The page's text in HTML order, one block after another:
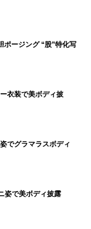
ポージング “股”特化写
衣装で美ボディ披
でグラマラスボディ
姿で美ボディ披露